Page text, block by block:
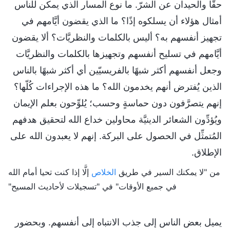
حقًّا والحيدان عن الشرّ. ما نوع المسار الذي يمكن للناس
أمثال هؤلاء أن يسلكوه إذًا؟ ما الذي يقضون أيَّامهم في
تجهيز أنفسهم به؟ أليس بالكلمات والنظريَّات؟ ألا يقضون
أيَّامهم في تسليح أنفسهم وتجهيزها بالكلمات والنظريَّات
وجعل أنفسهم أكثر شبهًا بالفريسيّين أي أكثر شبهًا بالناس
الذين يُفترض أنهم يخدمون الله؟ ما هذه الإجراءات كُلّها؟
إنهم يتصرَّفون دون حماسةٍ وحسب؛ يُلوِّحون بعلم الإيمان
ويُؤدِّون الشعائر الدينيَّة محاولين خداع الله لتحقيق هدفهم
المُتمثِّل في الحصول على البركة. إنهم لا يعبدون الله على
الإطلاق.
من "لا يمكنك السير في طريق الخلاص إلَّا إذا كنت تحيا أمام الله
في جميع الأوقات" في "تسجيلات لأحاديث المسيح"
يميل بعض الناس إلى جذب الانتباه إلى أنفسهم. وبحضور